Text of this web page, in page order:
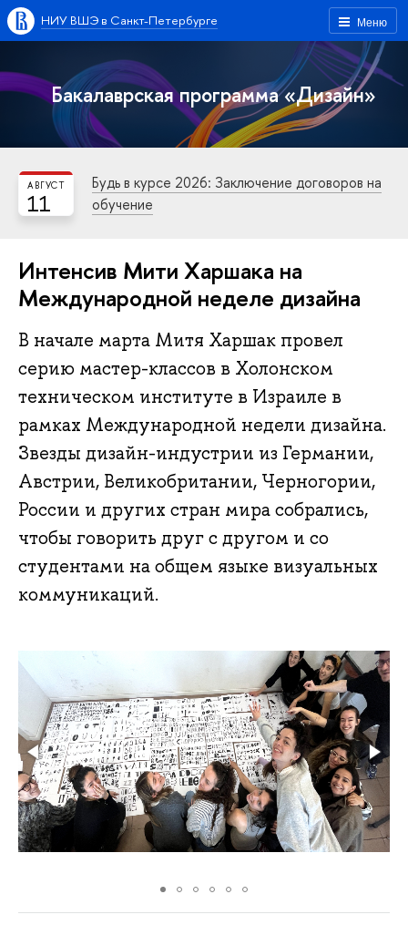
Меню
НИУ ВШЭ в Санкт-Петербурге
Бакалаврская программа «Дизайн»
11
АВГУСТ
Будь в курсе 2026: Заключение договоров на
обучение
Интенсив Мити Харшака на
Международной неделе дизайна
В начале марта Митя Харшак провел
серию мастер-классов в Холонском
техническом институте в Израиле в
рамках Международной недели дизайна.
Звезды дизайн-индустрии из Германии,
Австрии, Великобритании, Черногории,
России и других стран мира собрались,
чтобы говорить друг с другом и со
студентами на общем языке визуальных
коммуникаций.